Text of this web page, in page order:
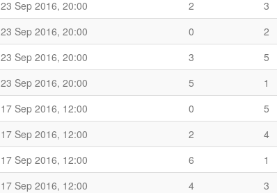
23 Sep 2016, 20:00 2 3
23 Sep 2016, 20:00 0 2
23 Sep 2016, 20:00 3 5
23 Sep 2016, 20:00 5 1
17 Sep 2016, 12:00 0 5
17 Sep 2016, 12:00 2 4
17 Sep 2016, 12:00 6 1
17 Sep 2016, 12:00 4 3